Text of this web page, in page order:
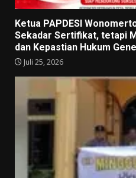
Ketua PAPDESI
Sekadar Sertifikat, tetapi
dan Kepastian Hukum
Juli 25, 2026